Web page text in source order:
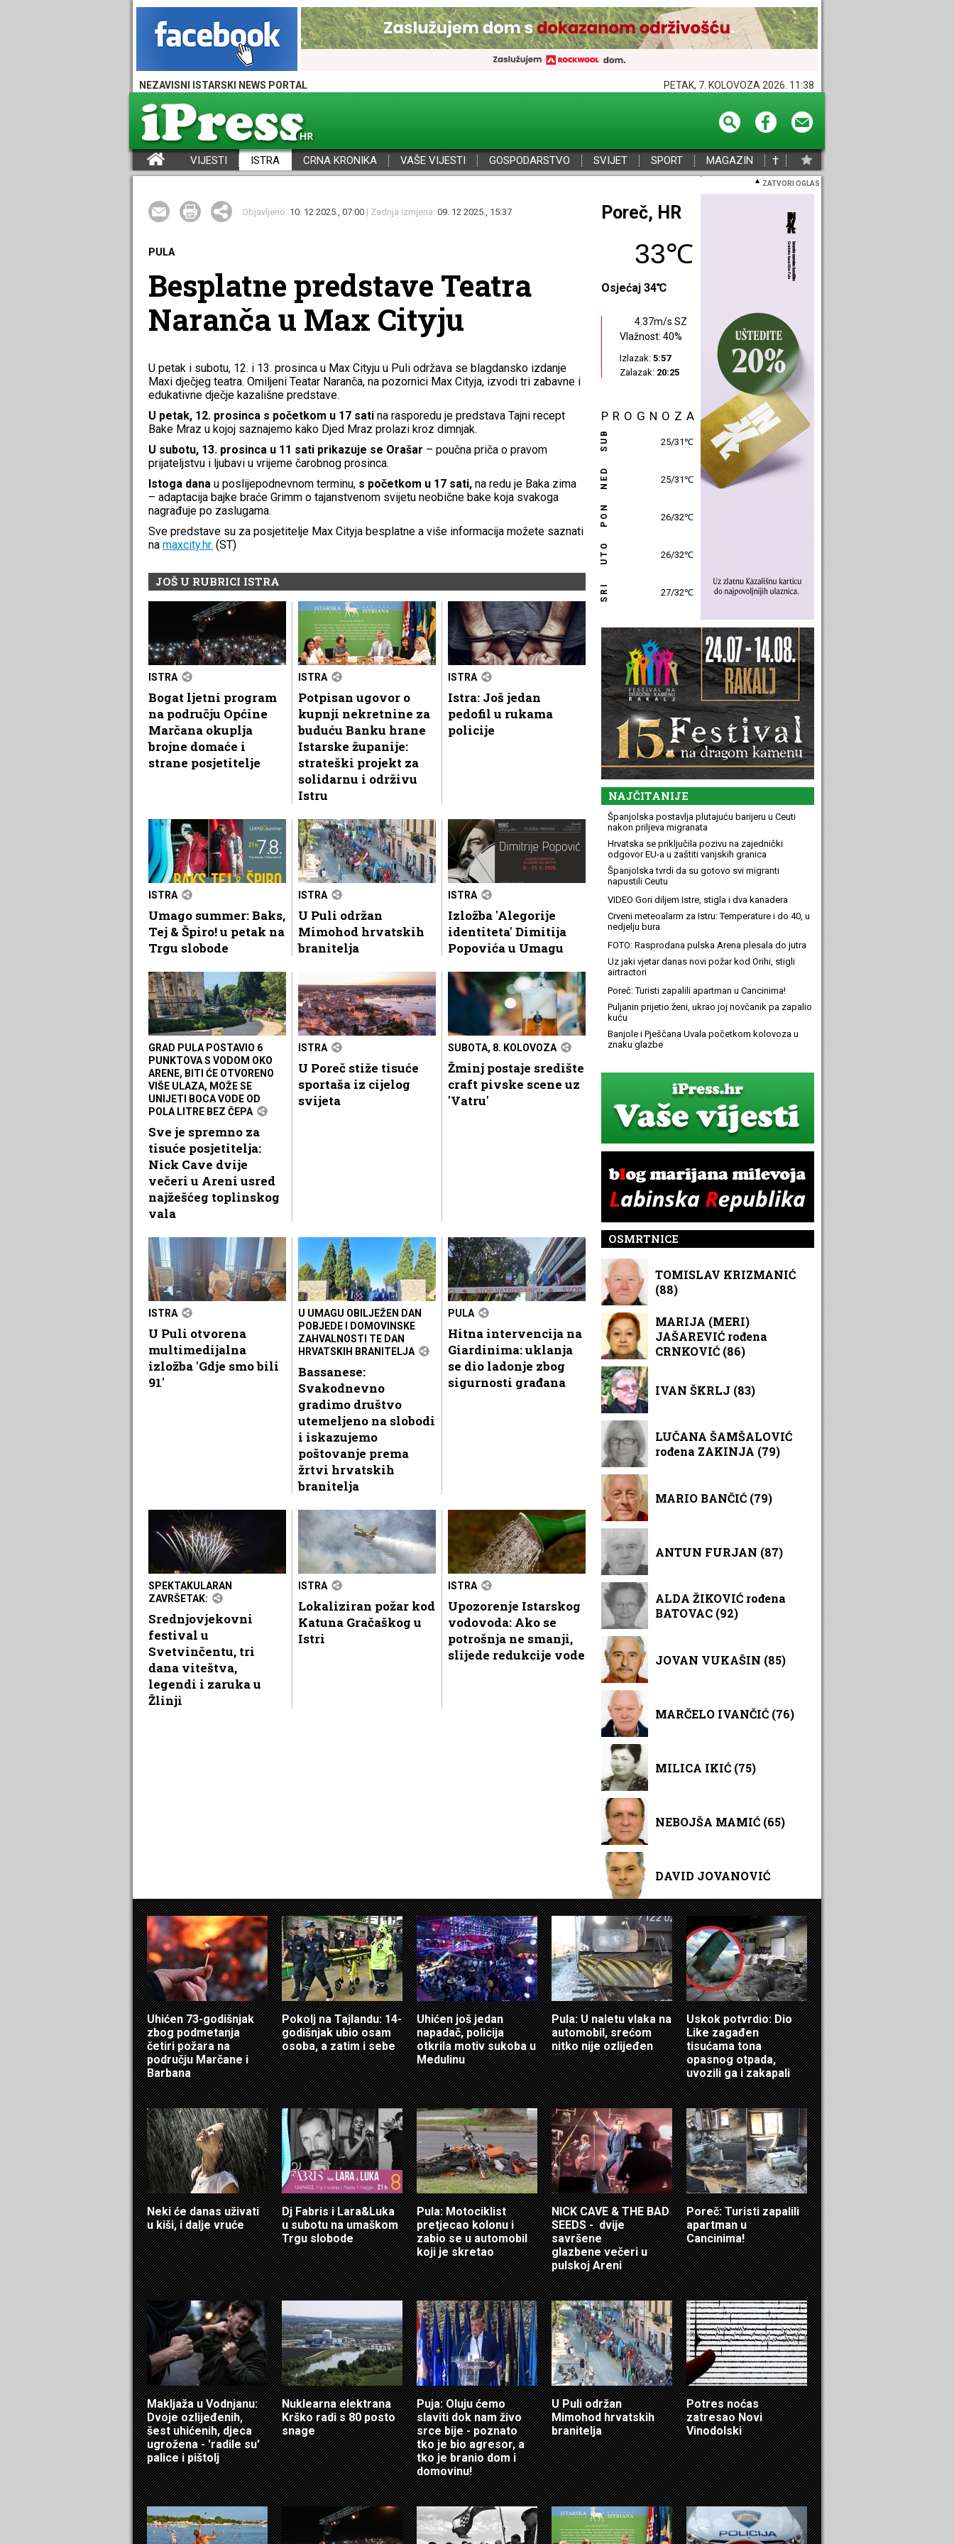
NEZAVISNI ISTARSKI NEWS PORTAL PETAK, 7. KOLOVOZA 2026. 11:38
VIJESTI ISTRA CRNA KRONIKA VAŠE VIJESTI GOSPODARSTVO SVIJET SPORT MAGAZIN †
ZATVORI OGLAS
Objavljeno: 10. 12 2025., 07:00 | Zadnja izmjena: 09. 12 2025., 15:37
PULA
Besplatne predstave Teatra
Naranča u Max Cityju
U petak i subotu, 12. i 13. prosinca u Max Cityju u Puli održava se blagdansko izdanje
Maxi dječjeg teatra. Omiljeni Teatar Naranča, na pozornici Max Cityja, izvodi tri zabavne i
edukativne dječje kazališne predstave.
U petak, 12. prosinca s početkom u 17 sati na rasporedu je predstava Tajni recept
Bake Mraz u kojoj saznajemo kako Djed Mraz prolazi kroz dimnjak.
U subotu, 13. prosinca u 11 sati prikazuje se Orašar – poučna priča o pravom
prijateljstvu i ljubavi u vrijeme čarobnog prosinca.
Istoga dana u poslijepodnevnom terminu, s početkom u 17 sati, na redu je Baka zima
– adaptacija bajke braće Grimm o tajanstvenom svijetu neobične bake koja svakoga
nagrađuje po zaslugama.
Sve predstave su za posjetitelje Max Cityja besplatne a više informacija možete saznati
na maxcity.hr. (ST)
JOŠ U RUBRICI ISTRA
ISTRA
Bogat ljetni program
na području Općine
Marčana okuplja
brojne domaće i
strane posjetitelje
ISTRA
Potpisan ugovor o
kupnji nekretnine za
buduću Banku hrane
Istarske županije:
strateški projekt za
solidarnu i održivu
Istru
ISTRA
Istra: Još jedan
pedofil u rukama
policije
ISTRA
Umago summer: Baks,
Tej & Špiro! u petak na
Trgu slobode
ISTRA
U Puli održan
Mimohod hrvatskih
branitelja
ISTRA
Izložba 'Alegorije
identiteta' Dimitija
Popovića u Umagu
GRAD PULA POSTAVIO 6
PUNKTOVA S VODOM OKO
ARENE, BITI ĆE OTVORENO
VIŠE ULAZA, MOŽE SE
UNIJETI BOCA VODE OD
POLA LITRE BEZ ČEPA
Sve je spremno za
tisuće posjetitelja:
Nick Cave dvije
večeri u Areni usred
najžešćeg toplinskog
vala
ISTRA
U Poreč stiže tisuće
sportaša iz cijelog
svijeta
SUBOTA, 8. KOLOVOZA
Žminj postaje središte
craft pivske scene uz
'Vatru'
ISTRA
U Puli otvorena
multimedijalna
izložba 'Gdje smo bili
91'
U UMAGU OBILJEŽEN DAN
POBJEDE I DOMOVINSKE
ZAHVALNOSTI TE DAN
HRVATSKIH BRANITELJA
Bassanese:
Svakodnevno
gradimo društvo
utemeljeno na slobodi
i iskazujemo
poštovanje prema
žrtvi hrvatskih
branitelja
PULA
Hitna intervencija na
Giardinima: uklanja
se dio ladonje zbog
sigurnosti građana
SPEKTAKULARAN
ZAVRŠETAK:
Srednjovjekovni
festival u
Svetvinčentu, tri
dana viteštva,
legendi i zaruka u
Žlinji
ISTRA
Lokaliziran požar kod
Katuna Gračaškog u
Istri
ISTRA
Upozorenje Istarskog
vodovoda: Ako se
potrošnja ne smanji,
slijede redukcije vode
Poreč, HR
33℃
Osjećaj 34℃
4.37m/s SZ
Vlažnost: 40%
Izlazak: 5:57
Zalazak: 20:25
PROGNOZA
SUB 25/31℃
NED 25/31℃
PON 26/32℃
UTO 26/32℃
SRI 27/32℃
NAJČITANIJE
Španjolska postavlja plutajuću barijeru u Ceuti
nakon priljeva migranata
Hrvatska se priključila pozivu na zajednički
odgovor EU-a u zaštiti vanjskih granica
Španjolska tvrdi da su gotovo svi migranti
napustili Ceutu
VIDEO Gori diljem Istre, stigla i dva kanadera
Crveni meteoalarm za Istru: Temperature i do 40, u
nedjelju bura
FOTO: Rasprodana pulska Arena plesala do jutra
Uz jaki vjetar danas novi požar kod Orihi, stigli
airtractori
Poreč: Turisti zapalili apartman u Cancinima!
Puljanin prijetio ženi, ukrao joj novčanik pa zapalio
kuću
Banjole i Pješčana Uvala početkom kolovoza u
znaku glazbe
OSMRTNICE
TOMISLAV KRIZMANIĆ
(88)
MARIJA (MERI)
JAŠAREVIĆ rođena
CRNKOVIĆ (86)
IVAN ŠKRLJ (83)
LUČANA ŠAMŠALOVIĆ
rođena ZAKINJA (79)
MARIO BANČIĆ (79)
ANTUN FURJAN (87)
ALDA ŽIKOVIĆ rođena
BATOVAC (92)
JOVAN VUKAŠIN (85)
MARČELO IVANČIĆ (76)
MILICA IKIĆ (75)
NEBOJŠA MAMIĆ (65)
DAVID JOVANOVIĆ
Uhićen 73-godišnjak
zbog podmetanja
četiri požara na
području Marčane i
Barbana
Pokolj na Tajlandu: 14-
godišnjak ubio osam
osoba, a zatim i sebe
Uhićen još jedan
napadač, policija
otkrila motiv sukoba u
Medulinu
Pula: U naletu vlaka na
automobil, srećom
nitko nije ozlijeđen
Uskok potvrdio: Dio
Like zagađen
tisućama tona
opasnog otpada,
uvozili ga i zakapali
Neki će danas uživati
u kiši, i dalje vruće
Dj Fabris i Lara&Luka
u subotu na umaškom
Trgu slobode
Pula: Motociklist
pretjecao kolonu i
zabio se u automobil
koji je skretao
NICK CAVE & THE BAD
SEEDS - dvije
savršene
glazbene večeri u
pulskoj Areni
Poreč: Turisti zapalili
apartman u
Cancinima!
Makljaža u Vodnjanu:
Dvoje ozlijeđenih,
šest uhićenih, djeca
ugrožena - 'radile su'
palice i pištolj
Nuklearna elektrana
Krško radi s 80 posto
snage
Puja: Oluju ćemo
slaviti dok nam živo
srce bije - poznato
tko je bio agresor, a
tko je branio dom i
domovinu!
U Puli održan
Mimohod hrvatskih
branitelja
Potres noćas
zatresao Novi
Vinodolski